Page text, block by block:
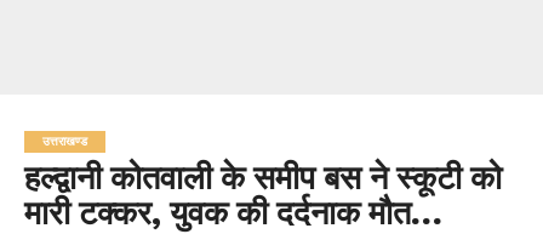
उत्तराखण्ड
हल्द्वानी कोतवाली के समीप बस ने स्कूटी को
मारी टक्कर, युवक की दर्दनाक मौत…